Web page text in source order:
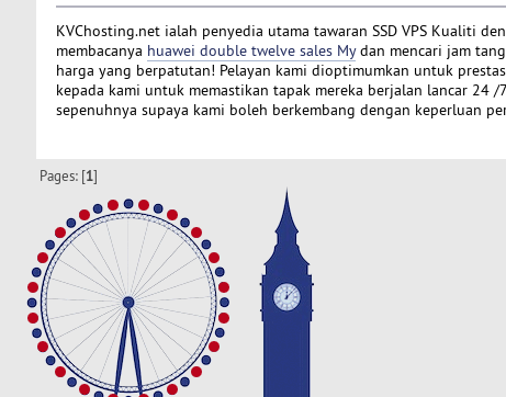
KVChosting.net ialah penyedia utama tawaran SSD VPS Kualiti
membacanya huawei double twelve sales Mydan mencari jam
harga yang berpatutan! Pelayan kami dioptimumkan untuk
kepada kami untuk memastikan tapak mereka berjalan lancar 24
sepenuhnya supaya kami boleh berkembang dengan keperluan
Pages: [1]